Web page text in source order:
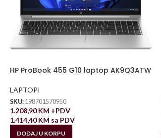
HP ProBook 455 G10 laptop AK9Q3ATW
LAPTOPI
SKU: 198701570950
1.208,90KM +PDV
1.414,40KM sa PDV
DODAJ U KORPU